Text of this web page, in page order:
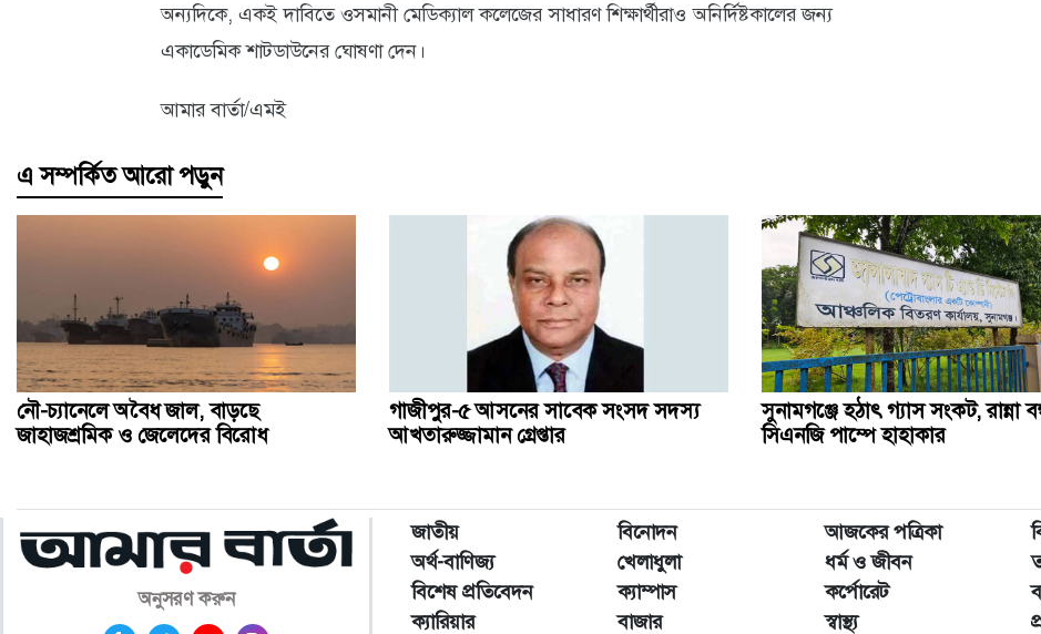
অন্যদিকে, একই দাবিতে ওসমানী মেডিক্যাল কলেজের সাধারণ শিক্ষার্থীরাও অনির্দিষ্টকালের জন্য
একাডেমিক শাটডাউনের ঘোষণা দেন।
আমার বার্তা/এমই
এ সম্পর্কিত আরো পড়ুন
নৌ-চ্যানেলে অবৈধ জাল, বাড়ছে
জাহাজশ্রমিক ও জেলেদের বিরোধ
গাজীপুর-৫ আসনের সাবেক সংসদ সদস্য
আখতারুজ্জামান গ্রেপ্তার
সুনামগঞ্জে হঠাৎ গ্যাস সংকট, রান্না
সিএনজি পাম্পে হাহাকার
অনুসরণ করুন
জাতীয় বিনোদন আজকের পত্রিকা
অর্থ-বাণিজ্য
খেলাধুলা ধর্ম ও জীবন
বিশেষ প্রতিবেদন
ক্যাম্পাস কর্পোরেট
ক্যারিয়ার
বাজার স্বাস্থ্য